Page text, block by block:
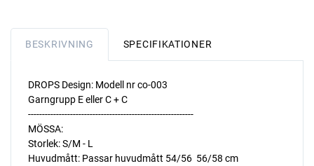
BESKRIVNING SPECIFIKATIONER
DROPS Design: Modell nr co-003
Garngrupp E eller C + C
-----------------------------------------------------------
MÖSSA:
Storlek: S/M - L
Huvudmått: Passar huvudmått 54/56  56/58 cm